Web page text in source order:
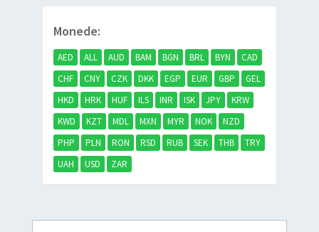
Monede:
AED ALL AUD BAM BGN BRL BYN
CAD
CHF
CNY CZK DKK EGP EUR GBP
GEL
HKD
HRK HUF ILS INR ISK JPY
KRW
KWD
KZT MDL MXN MYR NOK
NZD
PHP
PLN RON RSD RUB SEK THB
TRY
UAH
USD ZAR